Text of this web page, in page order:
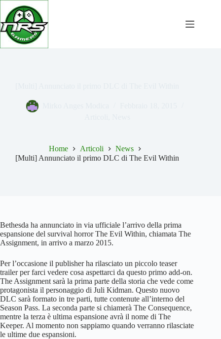
Salta
contenuto
Home Articoli
News
[Multi] Annunciato il primo DLC di The Evil Within
Bethesda ha annunciato in via ufficiale l’arrivo della prima
espansione del survival horror The Evil Within, chiamata The
Assignment, in arrivo a marzo 2015.
Per l’occasione il publisher ha rilasciato un piccolo teaser
trailer per farci vedere cosa aspettarci da questo primo add-on.
The Assignment sarà la prima parte della storia che vede come
protagonista il personaggio di Juli Kidman. Questo nuovo
DLC sarà formato in tre parti, tutte contenute all’interno del
Season Pass. La seconda parte si chiamerà The Consequence,
mentre la terza è ultima espansione avrà il nome di The
Keeper. Al momento non sappiamo quando verranno rilasciate
le ultime due espansioni.